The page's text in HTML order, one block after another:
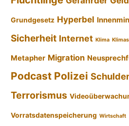
Grundgesetz Hyperbel
Sicherheit Internet Klima
Metapher Migration
Podcast Polizei
Terrorismus
Vorratsdatenspeicherung Wirtschaft